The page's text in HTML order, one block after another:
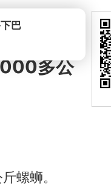
巴
多公
螺蛳。